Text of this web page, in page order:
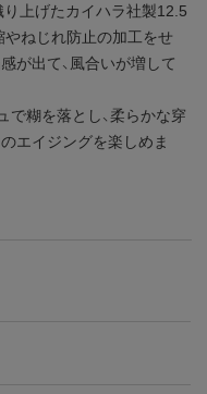
上げたカイハラ社製12.5
ねじれ防止の加工をせ
が出て、風合いが増して
で糊を落とし、柔らかな穿
エイジングを楽しめま